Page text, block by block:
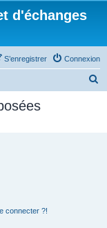
d'échanges
Connexion
S’enregistrer
connecter ?!